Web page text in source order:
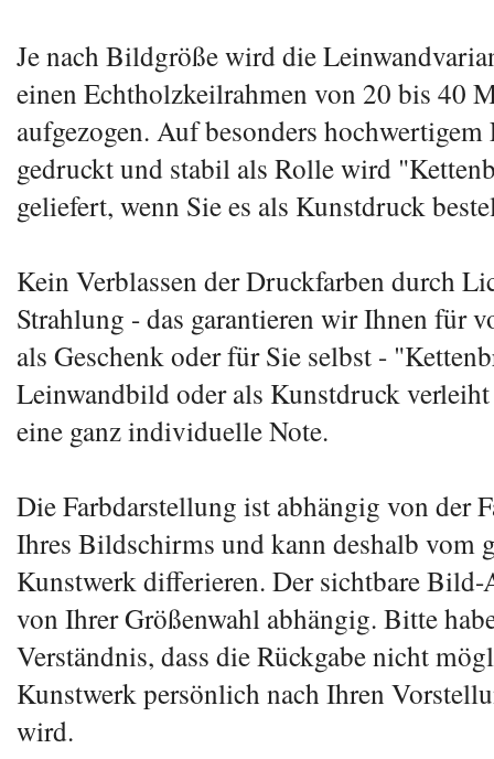
Je nach Bildgröße wird die
einen Echtholzkeilrahmen von 20 bis 40
aufgezogen. Auf besonders hochwertigem
gedruckt und stabil als Rolle wird
geliefert, wenn Sie es als Kunstdruck
Kein Verblassen der Druckfarben durch
Strahlung - das garantieren wir Ihnen für
als Geschenk oder für Sie selbst -
Leinwandbild oder als Kunstdruck
eine ganz individuelle Note.
Die Farbdarstellung ist abhängig von der
Ihres Bildschirms und kann deshalb vom
Kunstwerk differieren. Der sichtbare
von Ihrer Größenwahl abhängig. Bitte
Verständnis, dass die Rückgabe nicht
Kunstwerk persönlich nach Ihren
wird.